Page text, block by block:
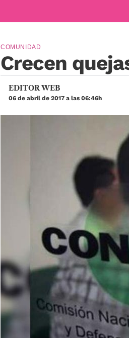
Crecen
COMUNIDAD
EDITOR WEB
06 de abril de 2017 a las 06:46h